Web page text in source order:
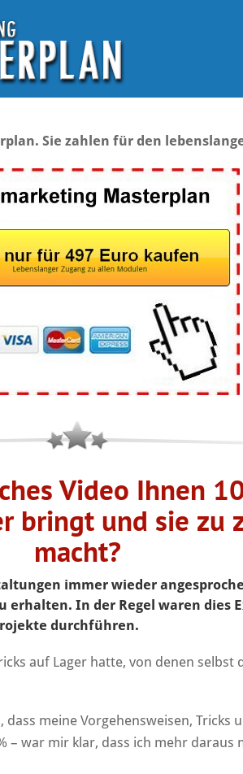
Sie zahlen für den
Video Ihnen
bringt und sie zu
macht?
immer wieder
erhalten. In der Regel waren dies
durchführen.
auf Lager hatte, von denen selbst
meine Vorgehensweisen, Tricks
– war mir klar, dass ich mehr daraus